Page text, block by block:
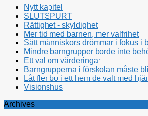
Nytt kapitel
SLUTSPURT
Rättighet - skyldighet
Mer tid med barnen, mer valfrihet
Sätt människors drömmar i fokus i
Mindre barngrupper borde inte
Ett val om värderingar
Barngrupperna i förskolan måste
Låt fler bo i ett hem de valt med
Visionshus
Archives